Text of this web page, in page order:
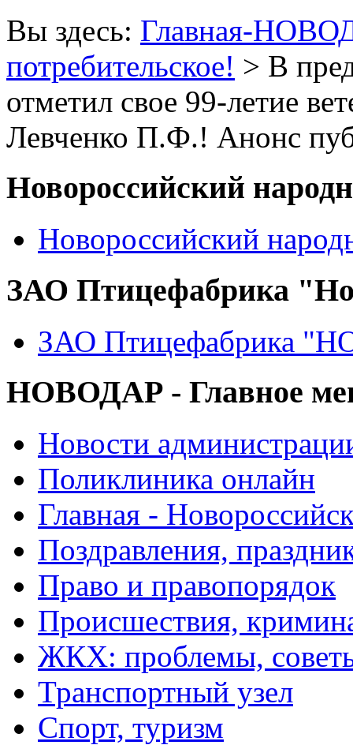
Вы здесь: Главная-
потребительское! > В
отметил свое 99-летие
Левченко П.Ф.! Анонс
Новороссийский
Новороссийский
ЗАО Птицефабрика
ЗАО Птицефабрика
НОВОДАР - Главное
Новости
Поликлиника онлайн
Главная -
Поздравления,
Право и правопорядок
Происшествия,
ЖКХ: проблемы,
Транспортный узел
Спорт, туризм